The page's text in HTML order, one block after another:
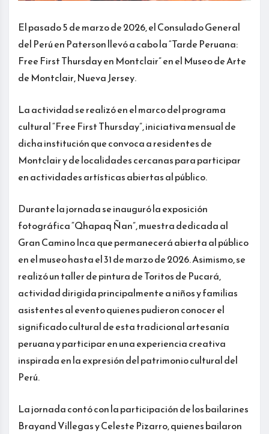
El pasado 5 de marzo de 2026, el Consulado General
del Perú en Paterson llevó a cabo la “Tarde Peruana:
Free First Thursday en Montclair” en el Museo de Arte
de Montclair, Nueva Jersey.
La actividad se realizó en el marco del programa
cultural “Free First Thursday”, iniciativa mensual de
dicha institución que convoca a residentes de
Montclair y de localidades cercanas para participar
en actividades artísticas abiertas al público.
Durante la jornada se inauguró la exposición
fotográfica “Qhapaq Ñan”, muestra dedicada al
Gran Camino Inca que permanecerá abierta al público
en el museo hasta el 31 de marzo de 2026. Asimismo, se
realizó un taller de pintura de Toritos de Pucará,
actividad dirigida principalmente a niños y familias
asistentes al evento quienes pudieron conocer el
significado cultural de esta tradicional artesanía
peruana y participar en una experiencia creativa
inspirada en la expresión del patrimonio cultural del
Perú.
La jornada contó con la participación de los bailarines
Brayand Villegas y Celeste Pizarro, quienes bailaron